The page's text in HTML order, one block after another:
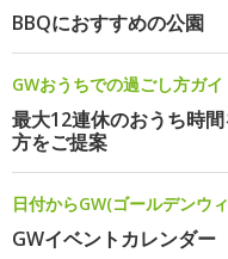
BBQにおすすめの公園
GWおうちでの過ごし方ガイ
最大12連休のおうち時
方をご提案
日付からGW(ゴールデンウ
GWイベントカレンダー